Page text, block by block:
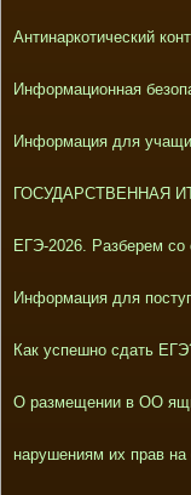
Антинаркотический
Информационная
Информация для
ГОСУДАРСТВЕННАЯ
ЕГЭ-2026. Разберем со
Информация для
Как успешно сдать
О размещении в ОО
нарушениям их прав на